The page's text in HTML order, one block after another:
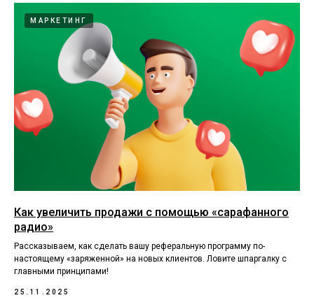
МАРКЕТИНГ
Как увеличить продажи с помощью «сарафанного
радио»
Рассказываем, как сделать вашу реферальную программу по-
настоящему «заряженной» на новых клиентов. Ловите шпаргалку с
главными принципами!
25.11.2025